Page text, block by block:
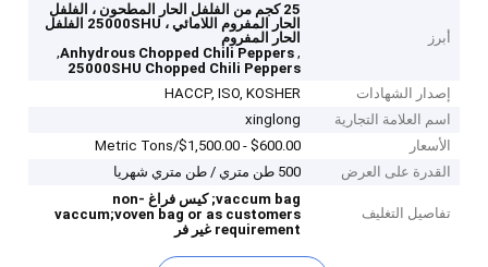
أبرز
25 كجم من الفلفل الحار المطحون ، الفلفل
الحار المفروم اللامائي ، 25000SHU الفلفل
الحار المفروم
,
Anhydrous Chopped Chili Peppers
,
25000SHU Chopped Chili Peppers
إصدار الشهادات
HACCP, ISO, KOSHER
اسم العلامة التجارية
xinglong
الأسعار
$600.00 - $1,500.00/Metric Tons
القدرة على العرض
500 طن متري / طن متري شهريا
تفاصيل التغليف
vaccum bag; كيس فراغ non-
vaccum;voven bag or as customers
requirement غير فر